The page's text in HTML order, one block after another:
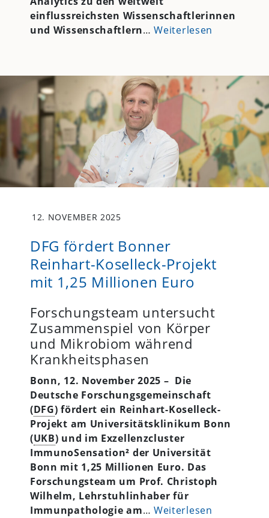
einflussreichsten Wissenschaftlerinnen
und Wissenschaftlern…Weiterlesen
12. NOVEMBER 2025
DFG fördert Bonner
Reinhart-Koselleck-Projekt
mit 1,25 Millionen Euro
Forschungsteam untersucht
Zusammenspiel von Körper
und Mikrobiom während
Krankheitsphasen
Bonn, 12. November 2025 – Die
Deutsche Forschungsgemeinschaft
(DFG) fördert ein Reinhart-Koselleck-
Projekt am Universitätsklinikum Bonn
(UKB) und im Exzellenzcluster
ImmunoSensation² der Universität
Bonn mit 1,25 Millionen Euro. Das
Forschungsteam um Prof. Christoph
Wilhelm, Lehrstuhlinhaber für
Immunpathologie am… Weiterlesen